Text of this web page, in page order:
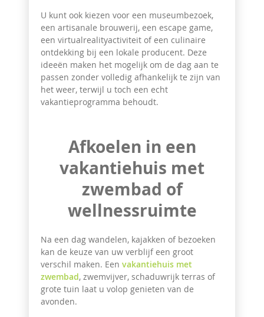
U kunt ook kiezen voor een museumbezoek,
een artisanale brouwerij, een escape game,
een virtualrealityactiviteit of een culinaire
ontdekking bij een lokale producent. Deze
ideeën maken het mogelijk om de dag aan te
passen zonder volledig afhankelijk te zijn van
het weer, terwijl u toch een echt
vakantieprogramma behoudt.
Afkoelen in een
vakantiehuis met
zwembad of
wellnessruimte
Na een dag wandelen, kajakken of bezoeken
kan de keuze van uw verblijf een groot
verschil maken. Een vakantiehuis met
zwembad, zwemvijver, schaduwrijk terras of
grote tuin laat u volop genieten van de
avonden.